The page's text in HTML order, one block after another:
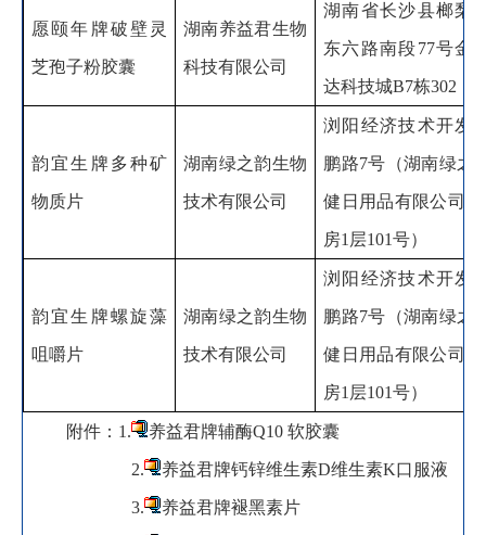
愿颐年牌破壁灵
芝孢子粉胶囊
湖南养益君生物
科技有限公司
湖南省长沙县榔梨
东六路南段77号金
达科技城B7栋302
韵宜生牌多种矿
物质片
湖南绿之韵生物
技术有限公司
浏阳经济技术开发
鹏路7号（湖南绿之
健日用品有限公司
房1 层101号）
韵宜生牌螺旋藻
咀嚼片
湖南绿之韵生物
技术有限公司
浏阳经济技术开发
鹏路7号（湖南绿之
健日用品有限公司
房1 层101号）
附件： 1. 养益君牌辅酶Q10 软胶囊
2. 养益君牌钙锌维生素D维生素K口服液
3. 养益君牌褪黑素片